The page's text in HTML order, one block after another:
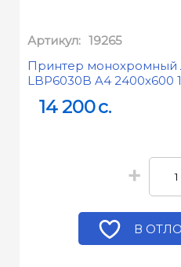
Артикул: 19265
Принтер монохромный
LBP6030B A4 2400x600
14 200c.
+
В